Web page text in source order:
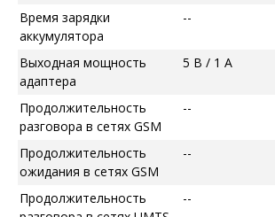
Время зарядки
аккумулятора
--
Выходная мощность
адаптера
5 В / 1 А
Продолжительность
разговора в сетях GSM
--
Продолжительность
ожидания в сетях GSM
--
Продолжительность
--